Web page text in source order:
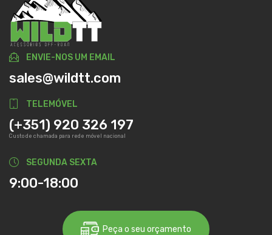
ENVIE-NOS UM EMAIL
sales@wildtt.com
TELEMÓVEL
(+351) 920 326 197
Custo de chamada para rede móvel nacional
SEGUNDA SEXTA
9:00-18:00
Peça o seu orçamento